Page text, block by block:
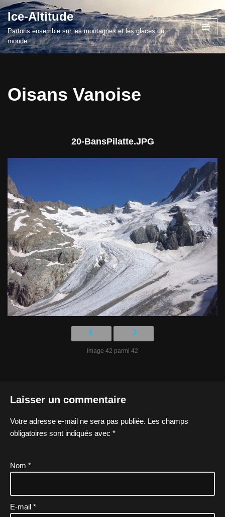
Aller
au
contenu
Ice-Altitude
Partons ensemble sur les montagnes et les glaces du
monde
Oisans Vanoise
20-BansPilatte.JPG
Image 42 parmi 42
Laisser un commentaire
Votre adresse e-mail ne sera pas publiée. Les champs
obligatoires sont indiqués avec *
Nom *
E-mail *